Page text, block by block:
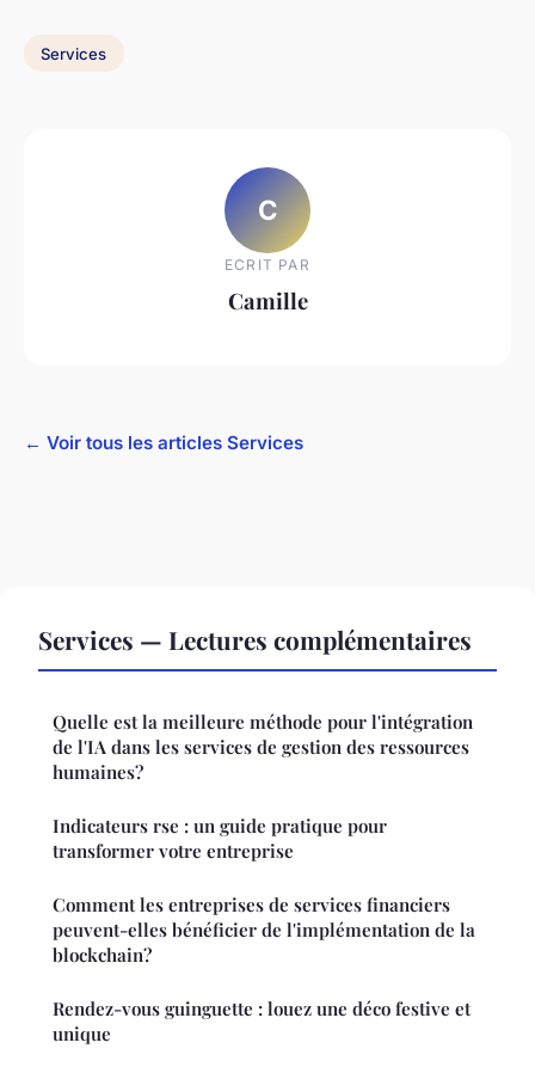
Services
C
ECRIT PAR
Camille
← Voir tous les articles Services
Services — Lectures complémentaires
Quelle est la meilleure méthode pour l'intégration
de l'IA dans les services de gestion des ressources
humaines?
Indicateurs rse : un guide pratique pour
transformer votre entreprise
Comment les entreprises de services financiers
peuvent-elles bénéficier de l'implémentation de la
blockchain?
Rendez-vous guinguette : louez une déco festive et
unique